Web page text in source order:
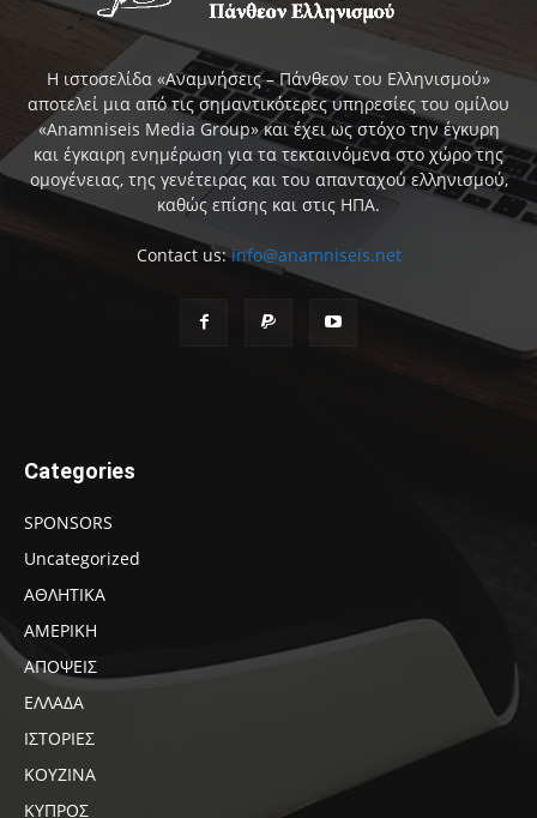
Η ιστοσελίδα «Αναμνήσεις – Πάνθεον του Ελληνισμού»
αποτελεί μια από τις σημαντικότερες υπηρεσίες του ομίλου
«Anamniseis Media Group» και έχει ως στόχο την έγκυρη
και έγκαιρη ενημέρωση για τα τεκταινόμενα στο χώρο της
ομογένειας, της γενέτειρας και του απανταχού ελληνισμού,
καθώς επίσης και στις ΗΠΑ.
Contact us:info@anamniseis.net
Categories
SPONSORS
Uncategorized
ΑΘΛΗΤΙΚΑ
ΑΜΕΡΙΚΗ
ΑΠΟΨΕΙΣ
ΕΛΛΑΔΑ
ΙΣΤΟΡΙΕΣ
ΚΟΥΖΙΝΑ
ΚΥΠΡΟΣ